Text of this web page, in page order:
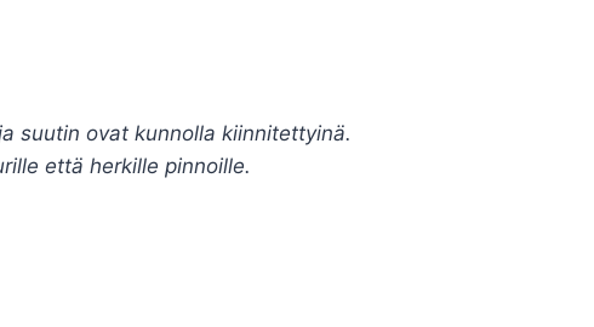
suutin ovat kunnolla kiinnitettyinä.
että herkille pinnoille.